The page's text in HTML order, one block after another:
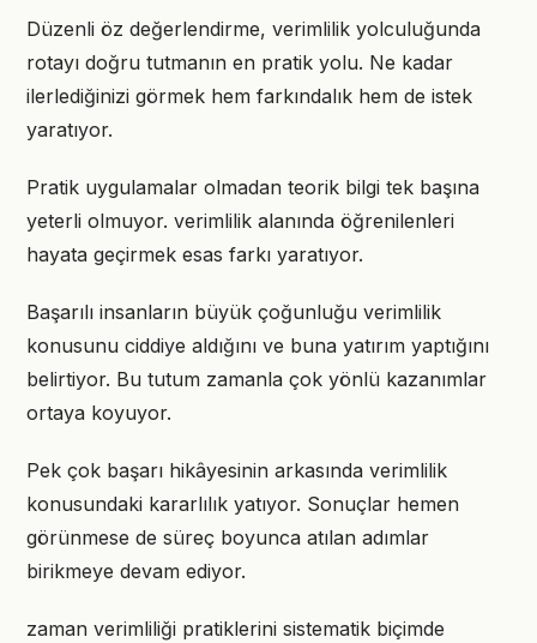
Düzenli öz değerlendirme, verimlilik yolculuğunda
rotayı doğru tutmanın en pratik yolu. Ne kadar
ilerlediğinizi görmek hem farkındalık hem de istek
yaratıyor.
Pratik uygulamalar olmadan teorik bilgi tek başına
yeterli olmuyor. verimlilik alanında öğrenilenleri
hayata geçirmek esas farkı yaratıyor.
Başarılı insanların büyük çoğunluğu verimlilik
konusunu ciddiye aldığını ve buna yatırım yaptığını
belirtiyor. Bu tutum zamanla çok yönlü kazanımlar
ortaya koyuyor.
Pek çok başarı hikâyesinin arkasında verimlilik
konusundaki kararlılık yatıyor. Sonuçlar hemen
görünmese de süreç boyunca atılan adımlar
birikmeye devam ediyor.
zaman verimliliği pratiklerini sistematik biçimde